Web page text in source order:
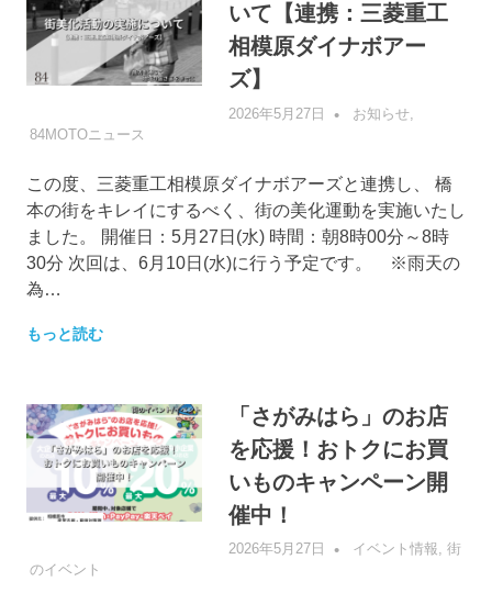
いて【連携：三菱重工
相模原ダイナボアー
ズ】
2026年5月27日 管理者
お知らせ
84MOTOニュース
この度、三菱重工相模原ダイナボアーズと連携し、 橋
本の街をキレイにするべく、街の美化運動を実施いたし
ました。 開催日：5月27日(水) 時間：朝8時00分～8時
30分 次回は、6月10日(水)に行う予定です。 ※雨天の
為…
もっと読む
「さがみはら」のお店
を応援！おトクにお買
いものキャンペーン開
催中！
2026年5月27日 管理者
イベント情報, 街
のイベント